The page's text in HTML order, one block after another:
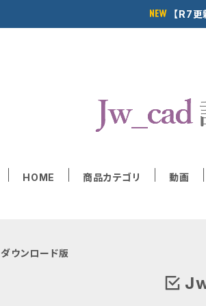
【R7
HOME 商品カテゴリ 動画
ダウンロード版